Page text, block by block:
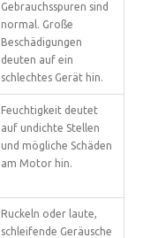
Gebrauchsspuren sind
normal. Große
Beschädigungen
deuten auf ein
schlechtes Gerät hin.
Feuchtigkeit deutet
auf undichte Stellen
und mögliche Schäden
am Motor hin.
Ruckeln oder laute,
schleifende Geräusche